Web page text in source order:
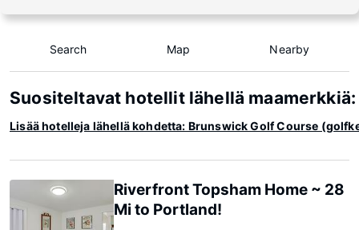
Search Map Nearby
Suositeltavat hotellit lähellä
Lisää hotelleja lähellä kohdetta: Brunswick Golf Course
Riverfront Topsham Home ~ 28
Mi to Portland!